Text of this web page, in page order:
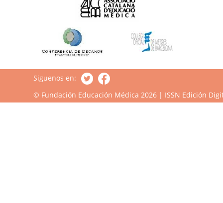
Siguenos en:
© Fundación Educación Médica 2026 | ISSN Edición